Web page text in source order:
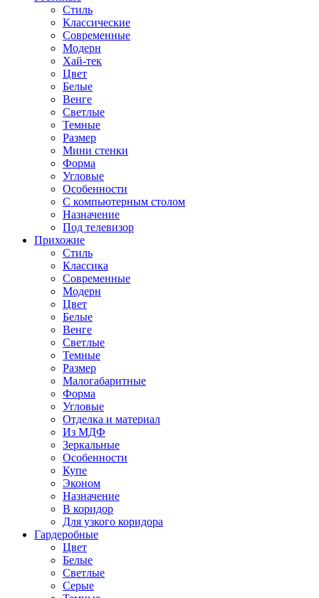
Стиль
Классические
Современные
Модерн
Хай-тек
Цвет
Белые
Венге
Светлые
Темные
Размер
Мини стенки
Форма
Угловые
Особенности
С компьютерным столом
Назначение
Под телевизор
Прихожие
Стиль
Классика
Современные
Модерн
Цвет
Белые
Венге
Светлые
Темные
Размер
Малогабаритные
Форма
Угловые
Отделка и материал
Из МДФ
Зеркальные
Особенности
Купе
Эконом
Назначение
В коридор
Для узкого коридора
Гардеробные
Цвет
Белые
Светлые
Серые